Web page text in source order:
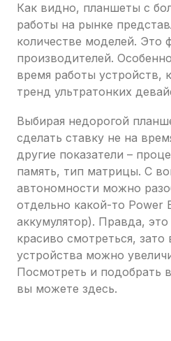
Как видно, планшеты с
работы на рынке
количестве моделей. Это
производителей.
время работы устройств,
тренд ультратонких
Выбирая недорогой
сделать ставку не на
другие показатели –
память, тип матрицы. С
автономности можно
отдельно какой-то Power
аккумулятор). Правда,
красиво смотреться, зато
устройства можно
Посмотреть и подобрать
вы можете здесь.